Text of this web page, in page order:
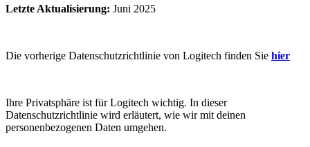
Letzte Aktualisierung: Juni 2025
Die vorherige Datenschutzrichtlinie von Logitech finden Sie hier
Ihre Privatsphäre ist für Logitech wichtig. In dieser
Datenschutzrichtlinie wird erläutert, wie wir mit deinen
personenbezogenen Daten umgehen.